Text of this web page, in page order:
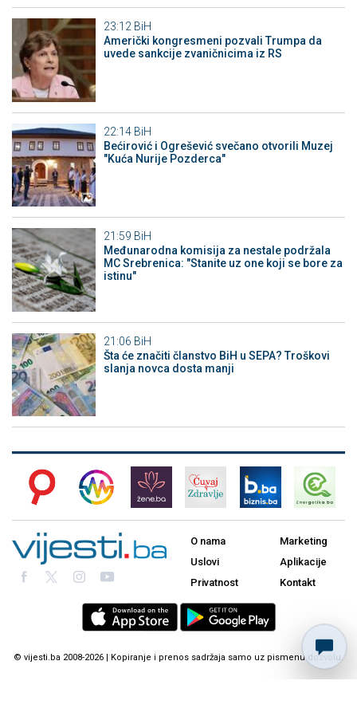
23:12 BiH
Američki kongresmeni pozvali Trumpa da
uvede sankcije zvaničnicima iz RS
22:14 BiH
Bećirović i Ogrešević svečano otvorili Muzej
"Kuća Nurije Pozderca"
21:59 BiH
Međunarodna komisija za nestale podržala
MC Srebrenica: "Stanite uz one koji se bore za
istinu"
21:06 BiH
Šta će značiti članstvo BiH u SEPA? Troškovi
slanja novca dosta manji
O nama
Uslovi
Privatnost
Marketing
Aplikacije
Kontakt
© vijesti.ba 2008-2026 | Kopiranje i prenos sadržaja samo uz pismenu dozvolu.